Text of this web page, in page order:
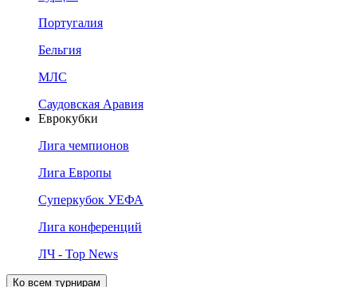
Португалия
Бельгия
МЛС
Саудовская Аравия
Еврокубки
Лига чемпионов
Лига Европы
Суперкубок УЕФА
Лига конференций
ЛЧ - Top News
Ко всем турнирам